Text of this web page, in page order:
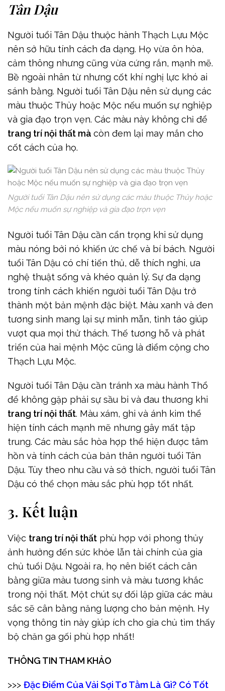
Tân Dậu
Người tuổi Tân Dậu thuộc hành Thạch Lựu Mộc
nên sở hữu tính cách đa dạng. Họ vừa ôn hòa,
cảm thông nhưng cũng vừa cứng rắn, mạnh mẽ.
Bề ngoài nhân từ nhưng cốt khí nghị lực khó ai
sánh bằng. Người tuổi Tân Dậu nên sử dụng các
màu thuộc Thủy hoặc Mộc nếu muốn sự nghiệp
và gia đạo trọn vẹn. Các màu này không chỉ để
trang trí nội thất mà còn đem lại may mắn cho
cốt cách của họ.
Người tuổi Tân Dậu nên sử dụng các màu thuộc Thủy hoặc
Mộc nếu muốn sự nghiệp và gia đạo trọn vẹn
Người tuổi Tân Dậu cần cẩn trọng khi sử dụng
màu nóng bởi nó khiến ức chế và bí bách. Người
tuổi Tân Dậu có chí tiến thủ, dễ thích nghi, ưa
nghệ thuật sống và khéo quản lý. Sự đa dạng
trong tính cách khiến người tuổi Tân Dậu trở
thành một bản mệnh đặc biệt. Màu xanh và đen
tương sinh mang lại sự minh mẫn, tỉnh táo giúp
vượt qua mọi thử thách. Thế tương hỗ và phát
triển của hai mệnh Mộc cũng là điểm cộng cho
Thạch Lựu Mộc.
Người tuổi Tân Dậu cần tránh xa màu hành Thổ
để không gặp phải sự sầu bi và đau thương khi
trang trí nội thất. Màu xám, ghi và ánh kim thể
hiện tính cách mạnh mẽ nhưng gây mất tập
trung. Các màu sắc hòa hợp thể hiện được tâm
hồn và tính cách của bản thân người tuổi Tân
Dậu. Tùy theo nhu cầu và sở thích, người tuổi Tân
Dậu có thể chọn màu sắc phù hợp tốt nhất.
3. Kết luận
Việc trang trí nội thất phù hợp với phong thủy
ảnh hưởng đến sức khỏe lẫn tài chính của gia
chủ tuổi Dậu. Ngoài ra, họ nên biết cách cân
bằng giữa màu tương sinh và màu tương khắc
trong nội thất. Một chút sự đối lập giữa các màu
sắc sẽ cân bằng năng lượng cho bản mệnh. Hy
vọng thông tin này giúp ích cho gia chủ tìm thấy
bộ chăn ga gối phù hợp nhất!
THÔNG TIN THAM KHẢO
>>> Đặc Điểm Của Vải Sợi Tơ Tằm Là Gì? Có Tốt